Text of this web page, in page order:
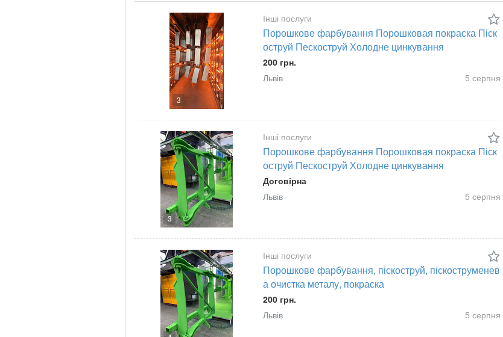
3
Інші послуги
Порошкове фарбування Порошковая покраска Піск
оструй Пескоструй Холодне цинкування
200 грн.
Львів
5 серпня
3
Інші послуги
Порошкове фарбування Порошковая покраска Піск
оструй Пескоструй Холодне цинкування
Договірна
Львів
5 серпня
Інші послуги
Порошкове фарбування, піскоструй, піскоструменев
а очистка металу, покраска
200 грн.
Львів
5 серпня